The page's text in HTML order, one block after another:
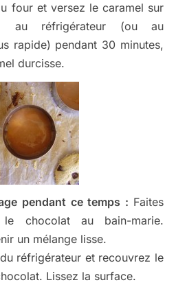
four et versez le caramel sur
au réfrigérateur (ou au
rapide) pendant 30 minutes,
durcisse.
pendant ce temps : Faites
le chocolat au bain-marie.
un mélange lisse.
réfrigérateur et recouvrez le
Lissez la surface.